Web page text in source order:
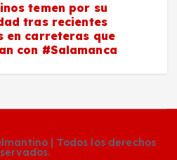
temen por su
tras recientes
en carreteras que
con #Salamanca
| Todos los derechos